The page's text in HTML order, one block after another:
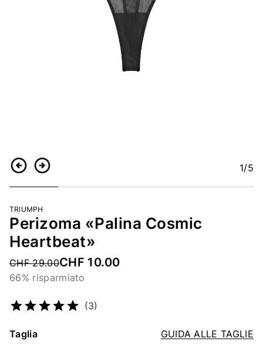
IndietroContinua 1/5
TRIUMPH
Perizoma «Palina Cosmic
Heartbeat»
Price reduced from
CHF 29.00CHF 10.00
66% risparmiato
(3)
GUIDA ALLE TAGLIE
Taglia